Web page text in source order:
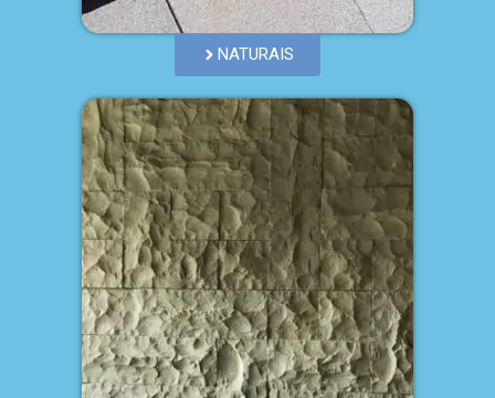
NATURAIS